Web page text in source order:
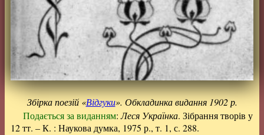
Збірка поезій «Відгуки». Обкладинка видання 1902 р.
Подається за виданням:Леся Українка. Зібрання творів у
12 тт. – К. : Наукова думка, 1975 р., т. 1, с. 288.